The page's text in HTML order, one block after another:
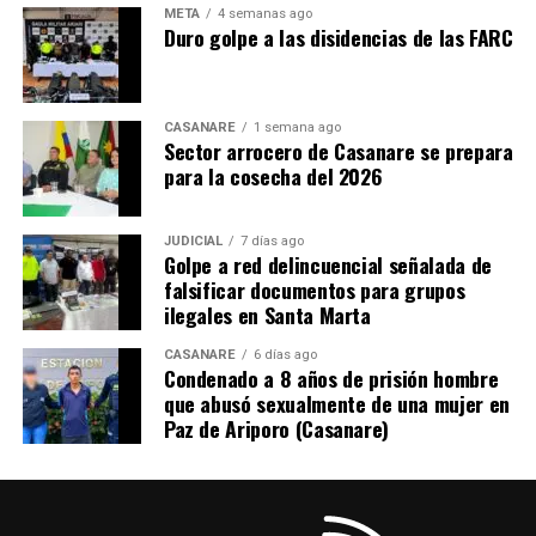
Padre cuando olvidaba cualquier cosa: ¡Por estar
pensando en las huevas del gallo!
Coletilla:A principios de los noventa, un violento
atraco en la Avenida Pradilla en Chía, propició el
encuentro con una de las mujeres más bellas que
fugazmente han estado a mi lado, y que siempre veía
cuando presurosa salía de una casona blanca de dos
plantas al borde de esta Avenida, mientras este
Columnista caminaba a clases en el campus de la
Universidad de la Sabana.
ADVERTISEMENT
META 4 semanas ago
Duro golpe a las disidencias de las FARC
CASANARE 1 semana ago
Sector arrocero de Casanare se prepara
para la cosecha del 2026
JUDICIAL 7 días ago
Golpe a red delincuencial señalada de
falsificar documentos para grupos
ilegales en Santa Marta
CASANARE 6 días ago
Condenado a 8 años de prisión hombre
que abusó sexualmente de una mujer en
Paz de Ariporo (Casanare)